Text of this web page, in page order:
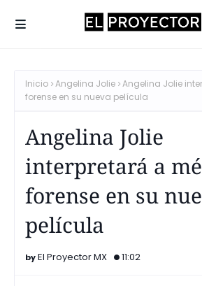
Inicio Angelina Jolie Angelina Jolie
forense en su nueva película
Angelina Jolie
interpretará a
forense en su
película
El Proyector MX 11:02